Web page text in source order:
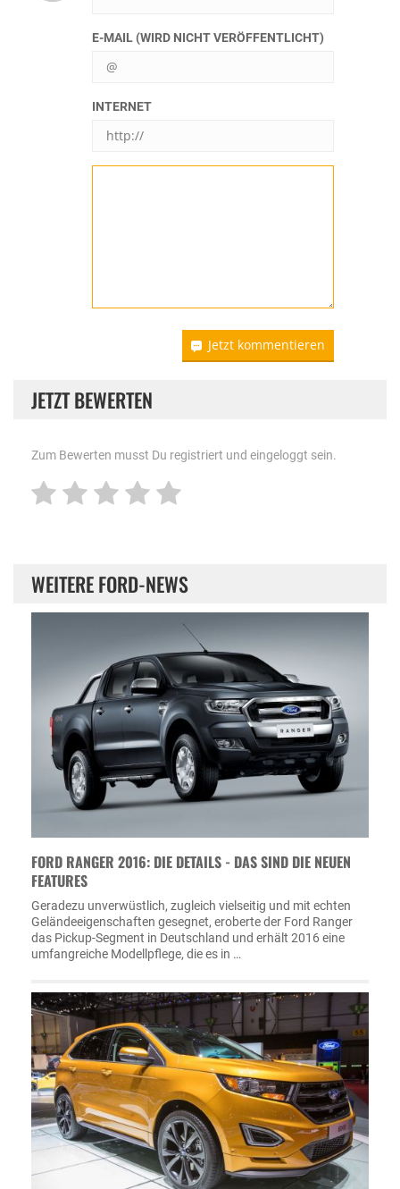
E-MAIL (WIRD NICHT VERÖFFENTLICHT)
INTERNET
Jetzt kommentieren
JETZT BEWERTEN
Zum Bewerten musst Du registriert und eingeloggt sein.
WEITERE FORD-NEWS
FORD RANGER 2016: DIE DETAILS - DAS SIND DIE NEUEN
FEATURES
Geradezu unverwüstlich, zugleich vielseitig und mit echten
Geländeeigenschaften gesegnet, eroberte der Ford Ranger
das Pickup-Segment in Deutschland und erhält 2016 eine
umfangreiche Modellpflege, die es in …